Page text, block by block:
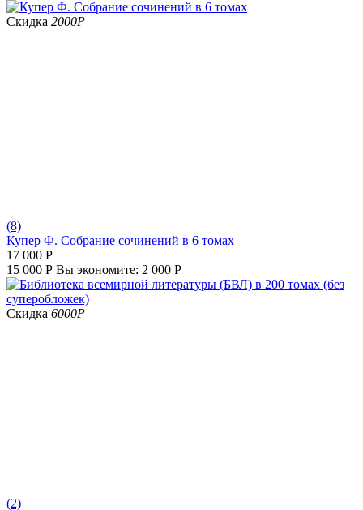
Скидка 2000Р
(8)
Купер Ф. Собрание сочинений в 6 томах
17 000 Р
15 000 Р Вы экономите: 2 000 Р
Скидка 6000Р
(2)